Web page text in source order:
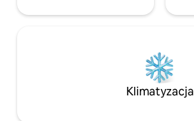
Klimatyzacja